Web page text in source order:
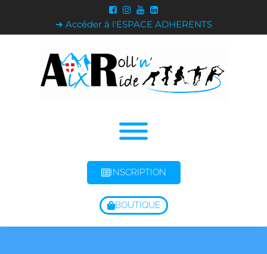
➔ Accéder à l'ESPACE ADHERENTS
INSCRIPTION
BOUTIQUE